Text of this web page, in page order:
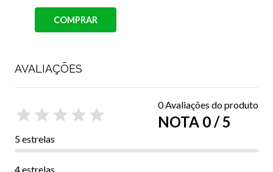
COMPRAR
AVALIAÇÕES
0 Avaliações do produto
NOTA 0 / 5
5 estrelas
4 estrelas